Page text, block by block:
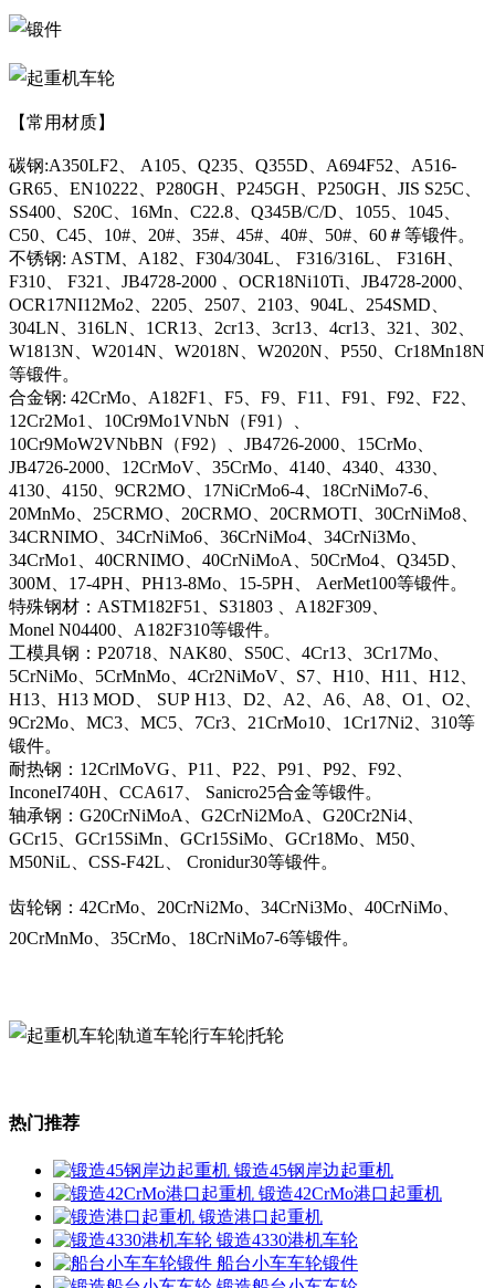
【常用材质】
碳钢:A350LF2、 A105、Q235、Q355D、A694F52、A516-
GR65、EN10222、P280GH、P245GH、P250GH、JIS S25C、
SS400、S20C、16Mn、C22.8、Q345B/C/D、1055、1045、
C50、C45、10#、20#、35#、45#、40#、50#、60＃等锻件。
不锈钢: ASTM、A182、F304/304L、 F316/316L、 F316H、
F310、 F321、JB4728-2000 、OCR18Ni10Ti、JB4728-2000、
OCR17NI12Mo2、2205、2507、2103、904L、254SMD、
304LN、316LN、1CR13、2cr13、3cr13、4cr13、321、302、
W1813N、W2014N、W2018N、W2020N、P550、Cr18Mn18N
等锻件。
合金钢: 42CrMo、A182F1、F5、F9、F11、F91、F92、F22、
12Cr2Mo1、10Cr9Mo1VNbN（F91）、
10Cr9MoW2VNbBN（F92）、JB4726-2000、15CrMo、
JB4726-2000、12CrMoV、35CrMo、4140、4340、4330、
4130、4150、9CR2MO、17NiCrMo6-4、18CrNiMo7-6、
20MnMo、25CRMO、20CRMO、20CRMOTI、30CrNiMo8、
34CRNIMO、34CrNiMo6、36CrNiMo4、34CrNi3Mo、
34CrMo1、40CRNIMO、40CrNiMoA、50CrMo4、Q345D、
300M、17-4PH、PH13-8Mo、15-5PH、 AerMet100等锻件。
特殊钢材：ASTM182F51、S31803 、A182F309、
Monel N04400、A182F310等锻件。
工模具钢：P20718、NAK80、S50C、4Cr13、3Cr17Mo、
5CrNiMo、5CrMnMo、4Cr2NiMoV、S7、H10、H11、H12、
H13、H13 MOD、 SUP H13、D2、A2、A6、A8、O1、O2、
9Cr2Mo、MC3、MC5、7Cr3、21CrMo10、1Cr17Ni2、310等
锻件。
耐热钢：12CrlMoVG、P11、P22、P91、P92、F92、
InconeI740H、CCA617、 Sanicro25合金等锻件。
轴承钢：G20CrNiMoA、G2CrNi2MoA、G20Cr2Ni4、
GCr15、GCr15SiMn、GCr15SiMo、GCr18Mo、M50、
M50NiL、CSS-F42L、 Cronidur30等锻件。
齿轮钢：42CrMo、20CrNi2Mo、34CrNi3Mo、40CrNiMo、
20CrMnMo、35CrMo、18CrNiMo7-6等锻件。
热门推荐
锻造45钢岸边起重机
锻造42CrMo港口起重机
锻造港口起重机
锻造4330港机车轮
船台小车车轮锻件